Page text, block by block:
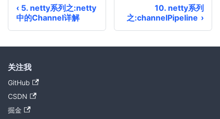
5. netty系列之:netty
中的Channel详解
10. netty系列
之:channelPipeline
关注我
GitHub
CSDN
掘金